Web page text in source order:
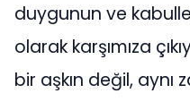
duygunun ve
olarak karşımıza
bir aşkın değil, aynı